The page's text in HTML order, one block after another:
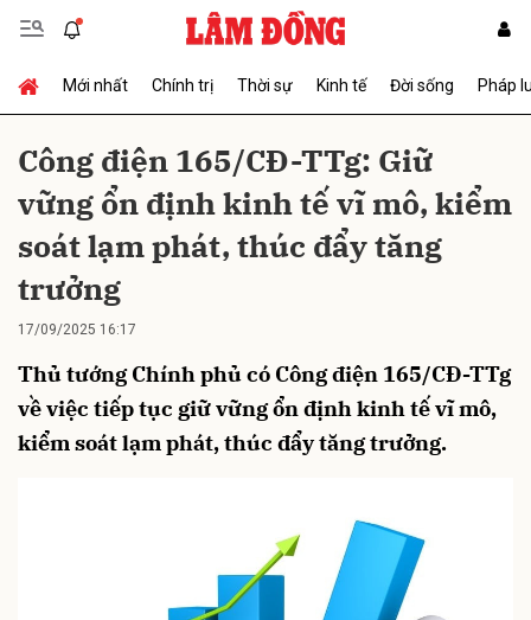
Mới nhất Chính trị Thời sự Kinh tế Đời sống Pháp
Công điện 165/CĐ-TTg: Giữ
vững ổn định kinh tế vĩ mô, kiểm
soát lạm phát, thúc đẩy tăng
trưởng
17/09/2025 16:17
Thủ tướng Chính phủ có Công điện 165/CĐ-TTg
về việc tiếp tục giữ vững ổn định kinh tế vĩ mô,
kiểm soát lạm phát, thúc đẩy tăng trưởng.
Gửi bình luận